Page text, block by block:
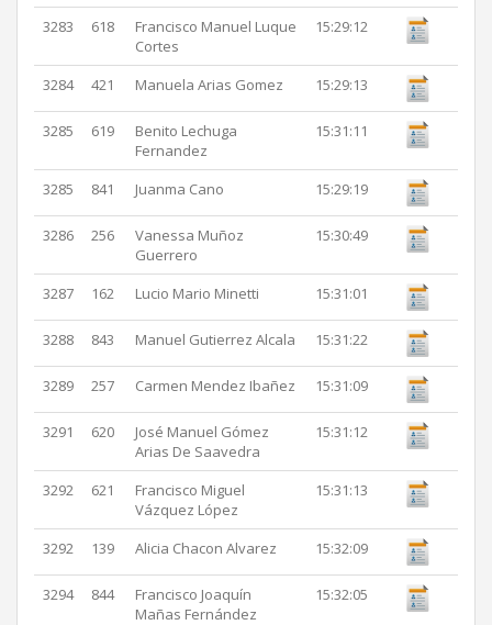
3283 618
Francisco Manuel Luque
Cortes
15:29:12
3284 421 Manuela Arias Gomez 15:29:13
3285 619
Benito Lechuga
Fernandez
15:31:11
3285 841 Juanma Cano 15:29:19
3286 256
Vanessa Muñoz
Guerrero
15:30:49
3287 162 Lucio Mario Minetti 15:31:01
3288 843 Manuel Gutierrez Alcala 15:31:22
3289 257 Carmen Mendez Ibañez 15:31:09
3291 620
José Manuel Gómez
Arias De Saavedra
15:31:12
3292 621
Francisco Miguel
Vázquez López
15:31:13
3292 139 Alicia Chacon Alvarez 15:32:09
3294 844
Francisco Joaquín
Mañas Fernández
15:32:05